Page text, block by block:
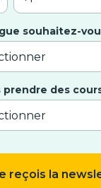
souhaitez-
des